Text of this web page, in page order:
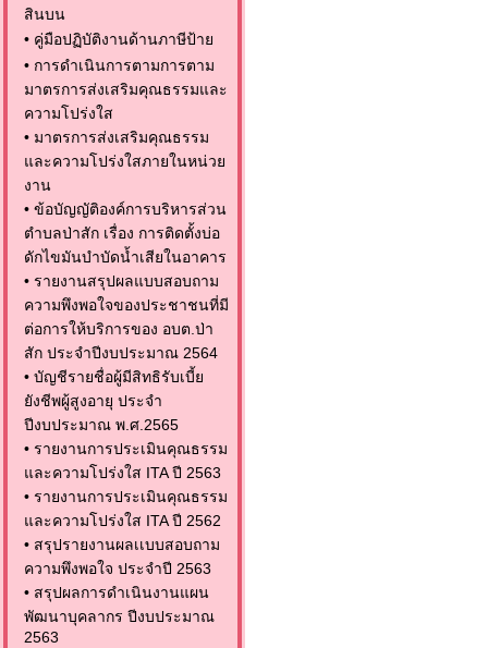
สินบน
• คู่มือปฏิบัติงานด้านภาษีป้าย
• การดำเนินการตามการตาม
มาตรการส่งเสริมคุณธรรมและ
ความโปร่งใส
• มาตรการส่งเสริมคุณธรรม
และความโปร่งใสภายในหน่วย
งาน
• ข้อบัญญัติองค์การบริหารส่วน
ตำบลป่าสัก เรื่อง การติดตั้งบ่อ
ดักไขมันบำบัดน้ำเสียในอาคาร
• รายงานสรุปผลแบบสอบถาม
ความพึงพอใจของประชาชนที่มี
ต่อการให้บริการของ อบต.ป่า
สัก ประจำปีงบประมาณ 2564
• บัญชีรายชื่อผู้มีสิทธิรับเบี้ย
ยังชีพผู้สูงอายุ ประจำ
ปีงบประมาณ พ.ศ.2565
• รายงานการประเมินคุณธรรม
และความโปร่งใส ITA ปี 2563
• รายงานการประเมินคุณธรรม
และความโปร่งใส ITA ปี 2562
• สรุปรายงานผลเเบบสอบถาม
ความพึงพอใจ ประจำปี 2563
• สรุปผลการดำเนินงานแผน
พัฒนาบุคลากร ปีงบประมาณ
2563